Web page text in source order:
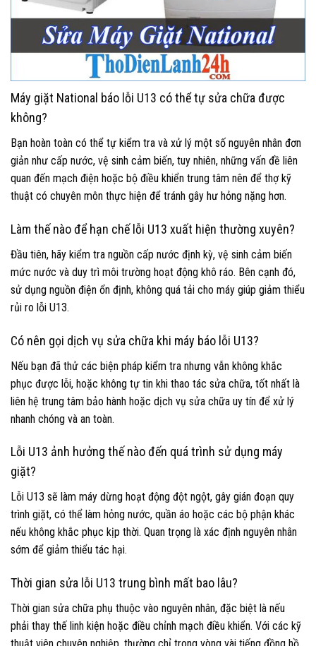
Máy giặt National báo lỗi U13 có thể tự sửa chữa được
không?
Bạn hoàn toàn có thể tự kiểm tra và xử lý một số nguyên nhân đơn
giản như cấp nước, vệ sinh cảm biến, tuy nhiên, những vấn đề liên
quan đến mạch điện hoặc bộ điều khiển trung tâm nên để thợ kỹ
thuật có chuyên môn thực hiện để tránh gây hư hỏng nặng hơn.
Làm thế nào để hạn chế lỗi U13 xuất hiện thường xuyên?
Đầu tiên, hãy kiểm tra nguồn cấp nước định kỳ, vệ sinh cảm biến
mức nước và duy trì môi trường hoạt động khô ráo. Bên cạnh đó,
sử dụng nguồn điện ổn định, không quá tải cho máy giúp giảm thiểu
rủi ro lỗi U13.
Có nên gọi dịch vụ sửa chữa khi máy báo lỗi U13?
Nếu bạn đã thử các biện pháp kiểm tra nhưng vẫn không khắc
phục được lỗi, hoặc không tự tin khi thao tác sửa chữa, tốt nhất là
liên hệ trung tâm bảo hành hoặc dịch vụ sửa chữa uy tín để xử lý
nhanh chóng và an toàn.
Lỗi U13 ảnh hưởng thế nào đến quá trình sử dụng máy
giặt?
Lỗi U13 sẽ làm máy dừng hoạt động đột ngột, gây gián đoạn quy
trình giặt, có thể làm hỏng nước, quần áo hoặc các bộ phận khác
nếu không khắc phục kịp thời. Quan trọng là xác định nguyên nhân
sớm để giảm thiểu tác hại.
Thời gian sửa lỗi U13 trung bình mất bao lâu?
Thời gian sửa chữa phụ thuộc vào nguyên nhân, đặc biệt là nếu
phải thay thế linh kiện hoặc điều chỉnh mạch điều khiển. Với các kỹ